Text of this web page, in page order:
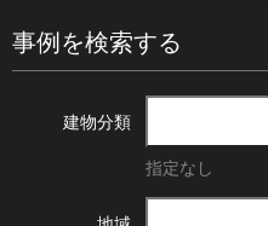
事例を検索する
建物分類
指定なし